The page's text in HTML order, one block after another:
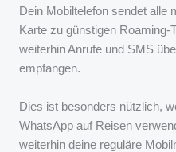
Dein Mobiltelefon sendet alle
Karte zu günstigen Roaming-
weiterhin Anrufe und SMS
empfangen.
Dies ist besonders nützlich,
WhatsApp auf Reisen
weiterhin deine reguläre